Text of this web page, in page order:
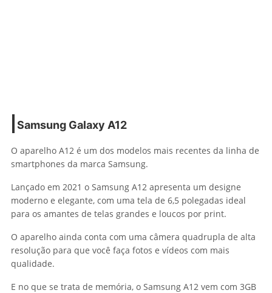
Samsung Galaxy A12
O aparelho A12 é um dos modelos mais recentes da linha de
smartphones da marca Samsung.
Lançado em 2021 o Samsung A12 apresenta um designe
moderno e elegante, com uma tela de 6,5 polegadas ideal
para os amantes de telas grandes e loucos por print.
O aparelho ainda conta com uma câmera quadrupla de alta
resolução para que você faça fotos e vídeos com mais
qualidade.
E no que se trata de memória, o Samsung A12 vem com 3GB